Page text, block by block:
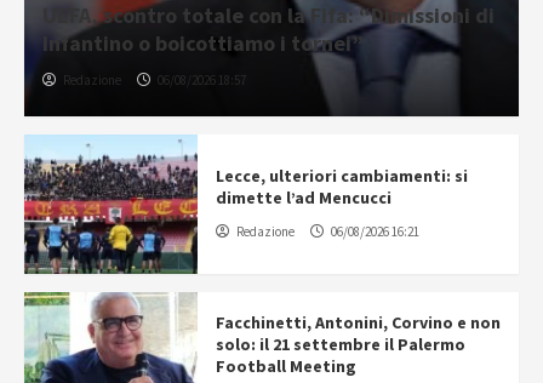
UEFA, scontro totale con la Fifa: “Dimissioni di
Infantino o boicottiamo i tornei”
Redazione 06/08/2026 18:57
Lecce, ulteriori cambiamenti: si
dimette l’ad Mencucci
Redazione 06/08/2026 16:21
Facchinetti, Antonini, Corvino e non
solo: il 21 settembre il Palermo
Football Meeting